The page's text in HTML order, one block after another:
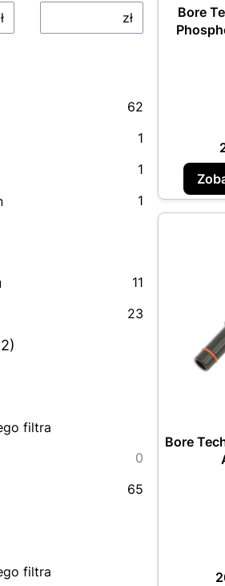
zł
62
1
1
1
11
23
filtra
0
65
filtra
Bore
Bore